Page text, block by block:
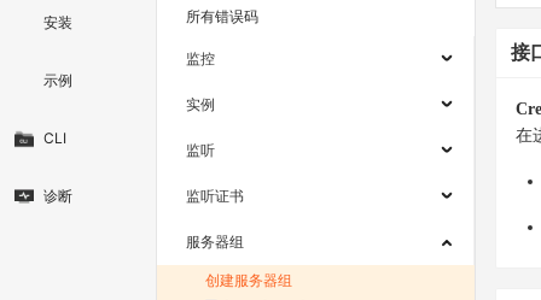
安装
示例
CLI
诊断
所有错误码
监控
实例
监听
监听证书
服务器组
创建服务器组
接
在